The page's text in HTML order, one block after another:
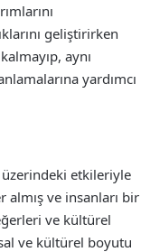
geliştirirken
aynı
yardımcı
üzerindeki etkileriyle
ve insanları bir
ve kültürel
ve kültürel boyutu